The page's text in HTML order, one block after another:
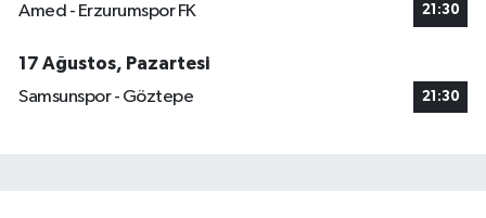
Amed - Erzurumspor FK 21:30
17 Ağustos, Pazartesi
Samsunspor - Göztepe
21:30